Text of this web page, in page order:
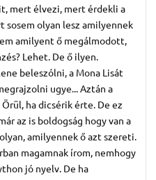
mert élvezi, mert érdekli a
sosem olyan lesz amilyennek
amilyent ő megálmodott,
Lehet. De ő ilyen.
beleszólni, a Mona Lisát
ugye... Aztán a
ha dicsérik érte. De ez
az is boldogság hogy van a
amilyennek ő azt szereti.
magamnak írom, nemhogy
jó nyelv. De ha